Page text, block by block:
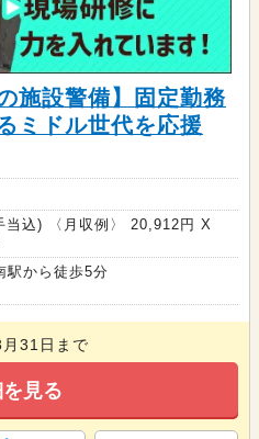
施設警備】固定勤務
ミドル世代を応援
当込) 〈月収例〉 20,912円 X
駅から徒歩5分
31日まで
見る